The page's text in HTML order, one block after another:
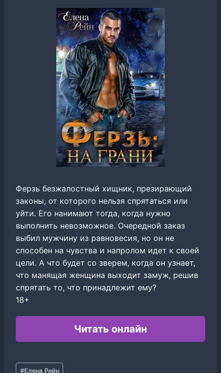
Ферзь безжалостный хищник, презирающий
законы, от которого нельзя спрятаться или
уйти. Его нанимают тогда, когда нужно
выполнить невозможное. Очередной заказ
выбил мужчину из равновесия, но он не
способен на чувства и напролом идет к своей
цели. А что будет со зверем, когда он узнает,
что манящая женщина выходит замуж, решив
спрятать то, что принадлежит ему?
18+
Читать онлайн
Метки
#Елена Рейн